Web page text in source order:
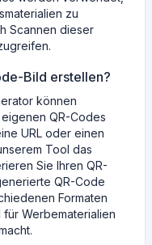
zu
Scannen dieser
Bild erstellen?
können
QR-Codes
URL oder einen
Tool das
Sie Ihren QR-
QR-Code
Formaten
Werbematerialien